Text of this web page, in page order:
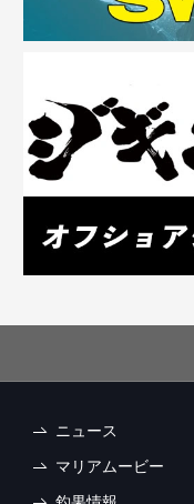
ニュース
マリアムービー